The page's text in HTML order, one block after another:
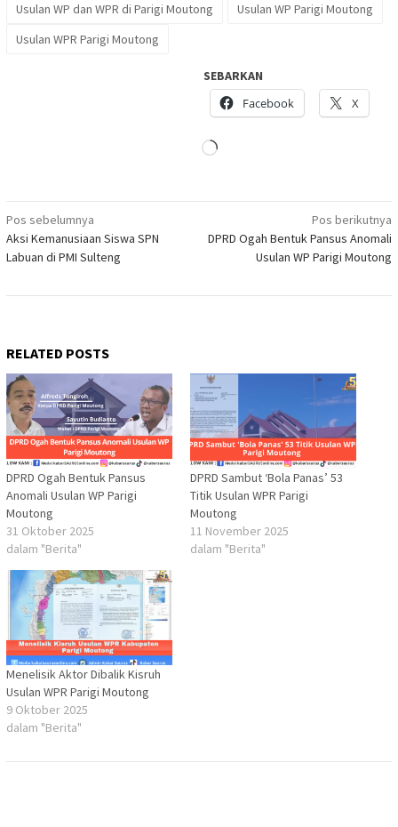
Usulan WP dan WPR di Parigi Moutong
Usulan WP Parigi Moutong
Usulan WPR Parigi Moutong
SEBARKAN
Facebook
X
Memuat...
Navigasi
pos
Pos sebelumnya
Aksi Kemanusiaan Siswa SPN
Labuan di PMI Sulteng
Pos berikutnya
DPRD Ogah Bentuk Pansus Anomali
Usulan WP Parigi Moutong
RELATED POSTS
DPRD Ogah Bentuk Pansus
Anomali Usulan WP Parigi
Moutong
31 Oktober 2025
dalam "Berita"
DPRD Sambut ‘Bola Panas’ 53
Titik Usulan WPR Parigi
Moutong
11 November 2025
dalam "Berita"
Menelisik Aktor Dibalik Kisruh
Usulan WPR Parigi Moutong
9 Oktober 2025
dalam "Berita"